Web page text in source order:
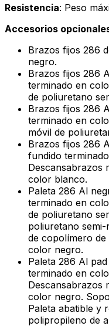
Resistencia: Peso
Accesorios
Brazos fijos 286
negro.
Brazos fijos 286
terminado en
de poliuretano
Brazos fijos 286
terminado en
móvil de
Brazos fijos 286
fundido
Descansabrazos
color blanco.
Paleta 286 Al
terminado en
de poliuretano
poliuretano
de copolímero de
color negro.
Paleta 286 Al
terminado en
Descansabrazos
color negro.
Paleta abatible y
polipropileno de